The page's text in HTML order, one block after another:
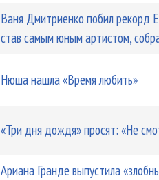
Ваня Дмитриенко побил рекорд
став самым юным артистом,
Нюша нашла «Время любить»
«Три дня дождя» просят: «Не
Ариана Гранде выпустила